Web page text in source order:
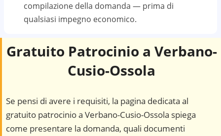
compilazione della domanda — prima di
qualsiasi impegno economico.
Gratuito Patrocinio a Verbano-
Cusio-Ossola
Se pensi di avere i requisiti, la pagina dedicata al
gratuito patrocinio a Verbano-Cusio-Ossola spiega
come presentare la domanda, quali documenti